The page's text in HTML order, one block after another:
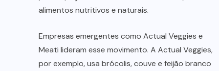
alimentos nutritivos e naturais.
Empresas emergentes como Actual Veggies e
Meati lideram esse movimento. A Actual Veggies,
por exemplo, usa brócolis, couve e feijão branco